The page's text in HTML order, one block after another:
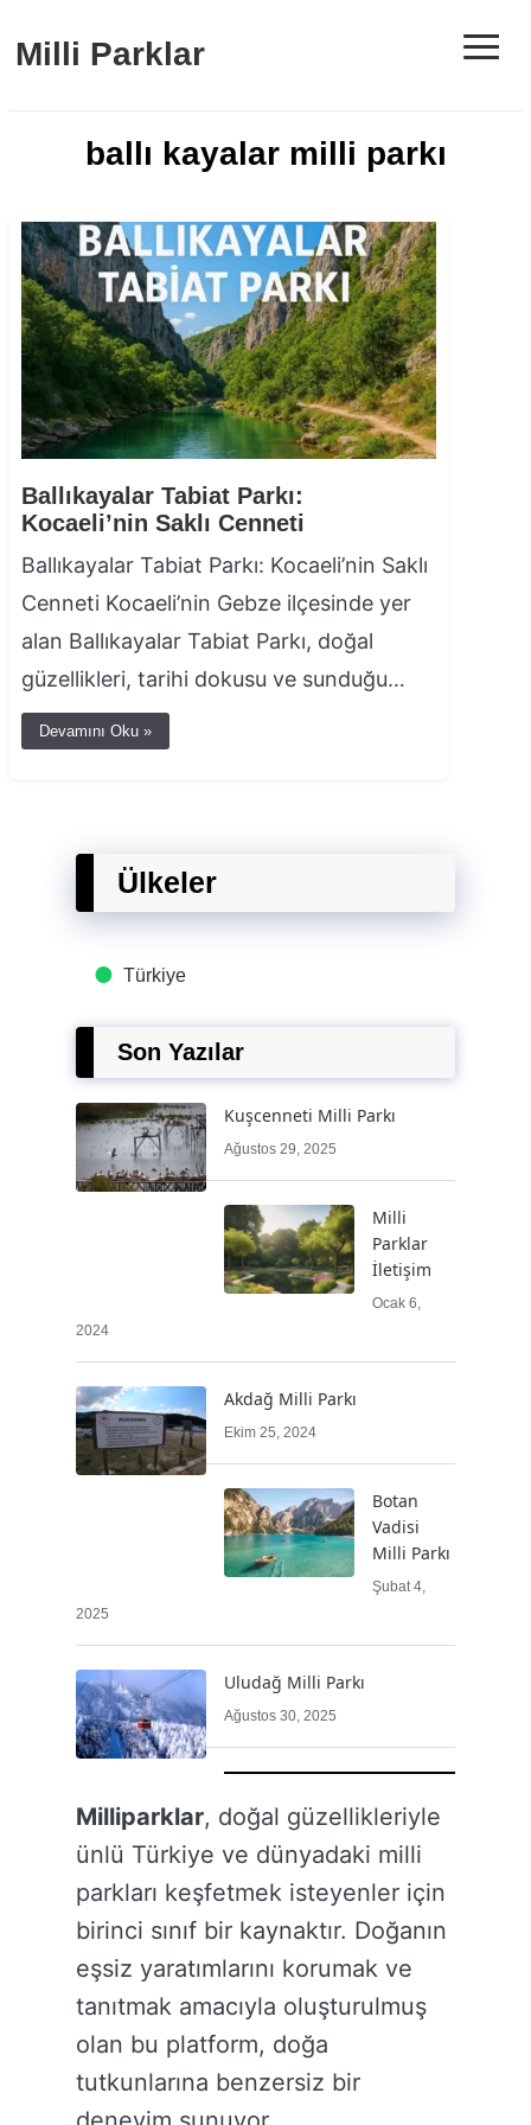
Milli Parklar ≡
ballı kayalar milli parkı
Ballıkayalar Tabiat Parkı:
Kocaeli’nin Saklı Cenneti
Ballıkayalar Tabiat Parkı: Kocaeli’nin Saklı
Cenneti Kocaeli’nin Gebze ilçesinde yer
alan Ballıkayalar Tabiat Parkı, doğal
güzellikleri, tarihi dokusu ve sunduğu…
Devamını Oku »
Ülkeler
Türkiye
Son Yazılar
Kuşcenneti Milli Parkı
Ağustos 29, 2025
Milli
Parklar
İletişim
Ocak 6,
2024
Akdağ Milli Parkı
Ekim 25, 2024
Botan
Vadisi
Milli Parkı
Şubat 4,
2025
Uludağ Milli Parkı
Ağustos 30, 2025
Milliparklar, doğal güzellikleriyle
ünlü Türkiye ve dünyadaki milli
parkları keşfetmek isteyenler için
birinci sınıf bir kaynaktır. Doğanın
eşsiz yaratımlarını korumak ve
tanıtmak amacıyla oluşturulmuş
olan bu platform, doğa
tutkunlarına benzersiz bir